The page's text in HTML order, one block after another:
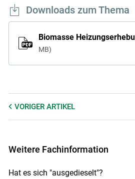
Downloads zum Thema
Biomasse
MB
VORIGER ARTIKEL
Weitere Fachinformation
Hat es sich "ausgedieselt"?